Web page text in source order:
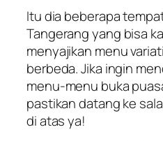
Itu dia beberapa
Tangerang yang bisa
menyajikan menu
berbeda. Jika ingin
menu-menu buka
pastikan datang ke
di atas ya!